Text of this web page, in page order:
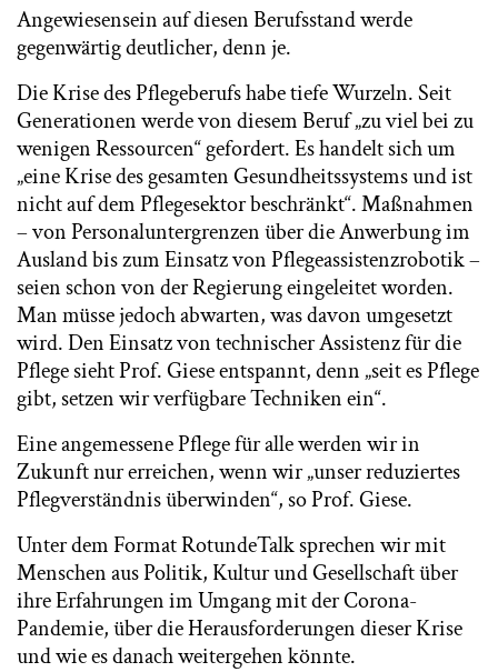
Angewiesensein auf diesen Berufsstand werde
gegenwärtig deutlicher, denn je.
Die Krise des Pflegeberufs habe tiefe Wurzeln. Seit
Generationen werde von diesem Beruf „zu viel bei zu
wenigen Ressourcen“ gefordert. Es handelt sich um
„eine Krise des gesamten Gesundheitssystems und ist
nicht auf dem Pflegesektor beschränkt“. Maßnahmen
– von Personaluntergrenzen über die Anwerbung im
Ausland bis zum Einsatz von Pflegeassistenzrobotik –
seien schon von der Regierung eingeleitet worden.
Man müsse jedoch abwarten, was davon umgesetzt
wird. Den Einsatz von technischer Assistenz für die
Pflege sieht Prof. Giese entspannt, denn „seit es Pflege
gibt, setzen wir verfügbare Techniken ein“.
Eine angemessene Pflege für alle werden wir in
Zukunft nur erreichen, wenn wir „unser reduziertes
Pflegverständnis überwinden“, so Prof. Giese.
Unter dem Format RotundeTalk sprechen wir mit
Menschen aus Politik, Kultur und Gesellschaft über
ihre Erfahrungen im Umgang mit der Corona-
Pandemie, über die Herausforderungen dieser Krise
und wie es danach weitergehen könnte.